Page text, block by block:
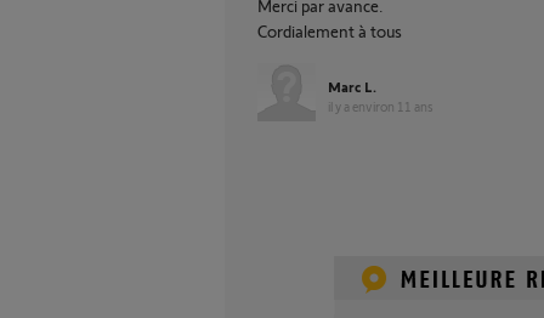
Merci par avance.
Cordialement à tous
Marc L.
il y a environ 11 ans